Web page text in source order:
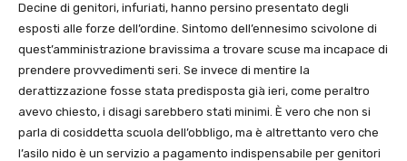
Decine di genitori, infuriati, hanno persino presentato degli
esposti alle forze dell’ordine. Sintomo dell’ennesimo scivolone di
quest’amministrazione bravissima a trovare scuse ma incapace di
prendere provvedimenti seri. Se invece di mentire la
derattizzazione fosse stata predisposta già ieri, come peraltro
avevo chiesto, i disagi sarebbero stati minimi. È vero che non si
parla di cosiddetta scuola dell’obbligo, ma è altrettanto vero che
l’asilo nido è un servizio a pagamento indispensabile per genitori